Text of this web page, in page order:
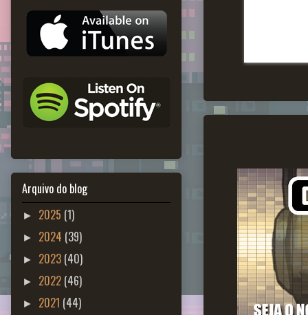
Arquivo do blog
► 2025 (1)
► 2024 (39)
► 2023 (40)
► 2022 (46)
► 2021 (44)